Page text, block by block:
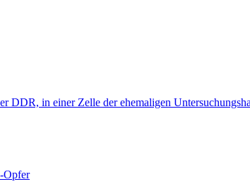
DDR, in einer Zelle der ehemaligen
Opfer